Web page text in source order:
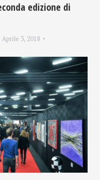
edizione di
Aprile 3, 2018